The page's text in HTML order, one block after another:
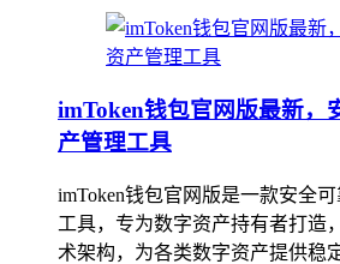
imToken钱包官网版最新，
产管理工具
imToken钱包官网版是一款安全
工具，专为数字资产持有者打造
术架构，为各类数字资产提供稳